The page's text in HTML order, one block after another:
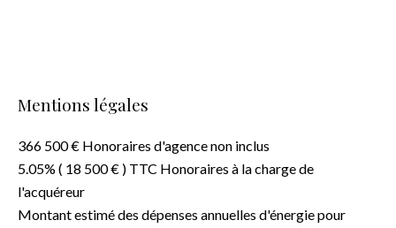
Mentions légales
366 500 € Honoraires d'agence non inclus
5.05% ( 18 500 € ) TTC Honoraires à la charge de
l'acquéreur
Montant estimé des dépenses annuelles d'énergie pour